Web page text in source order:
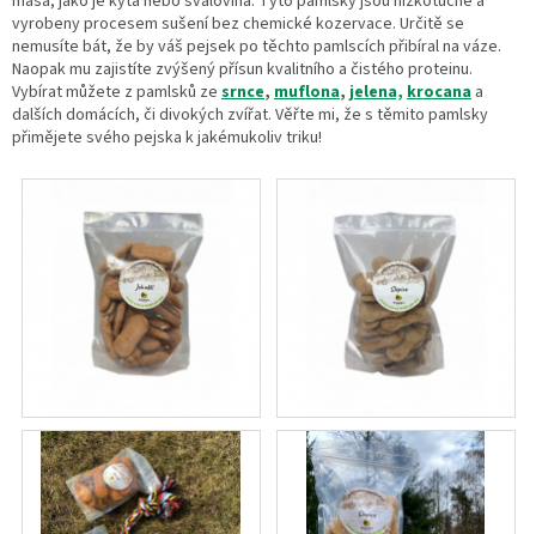
vyrobeny procesem sušení bez chemické kozervace. Určitě se
nemusíte bát, že by váš pejsek po těchto pamlscích přibíral na váze.
Naopak mu zajistíte zvýšený přísun kvalitního a čistého proteinu.
Vybírat můžete z pamlsků ze srnce, muflona, jelena, krocana a
dalších domácích, či divokých zvířat. Věřte mi, že s těmito pamlsky
přimějete svého pejska k jakémukoliv triku!